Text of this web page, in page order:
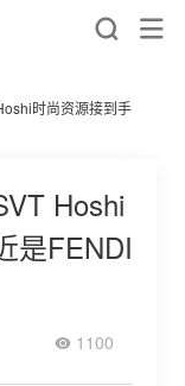
时尚资源接到手
Hoshi
是FENDI
1100